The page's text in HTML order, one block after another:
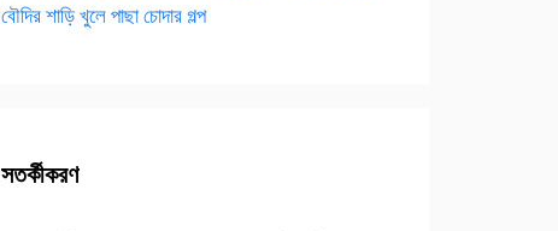
বৌদির শাড়ি খুলে পাছা চোদার গল্প
সতর্কীকরণ